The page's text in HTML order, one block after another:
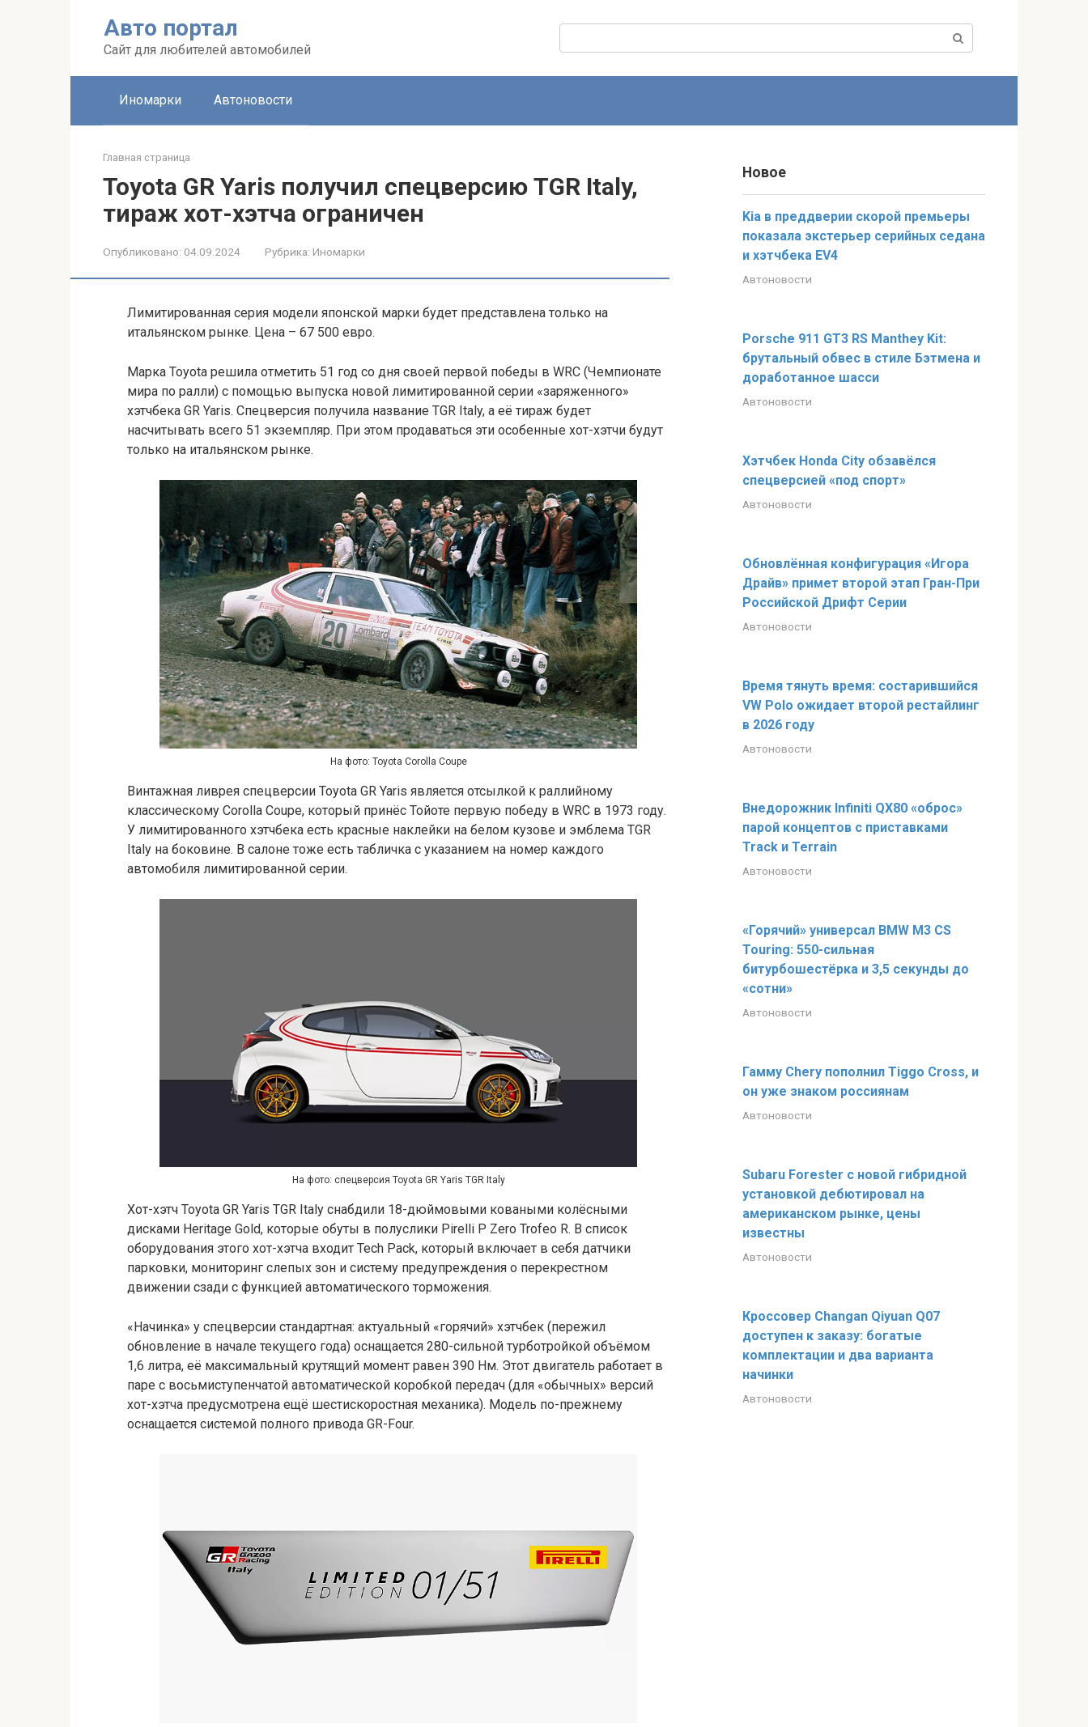
Авто портал
Сайт для любителей автомобилей
Иномарки Автоновости
Главная страница
Toyota GR Yaris получил спецверсию TGR Italy,
тираж хот-хэтча ограничен
Опубликовано: 04.09.2024 Рубрика: Иномарки
Лимитированная серия модели японской марки будет представлена только на
итальянском рынке. Цена – 67 500 евро.
Марка Toyota решила отметить 51 год со дня своей первой победы в WRC (Чемпионате
мира по ралли) с помощью выпуска новой лимитированной серии «заряженного»
хэтчбека GR Yaris. Спецверсия получила название TGR Italy, а её тираж будет
насчитывать всего 51 экземпляр. При этом продаваться эти особенные хот-хэтчи будут
только на итальянском рынке.
На фото: Toyota Corolla Coupe
Винтажная ливрея спецверсии Toyota GR Yaris является отсылкой к раллийному
классическому Corolla Coupe, который принёс Тойоте первую победу в WRC в 1973 году.
У лимитированного хэтчбека есть красные наклейки на белом кузове и эмблема TGR
Italy на боковине. В салоне тоже есть табличка с указанием на номер каждого
автомобиля лимитированной серии.
На фото: спецверсия Toyota GR Yaris TGR Italy
Хот-хэтч Toyota GR Yaris TGR Italy снабдили 18-дюймовыми коваными колёсными
дисками Heritage Gold, которые обуты в полуслики Pirelli P Zero Trofeo R. В список
оборудования этого хот-хэтча входит Tech Pack, который включает в себя датчики
парковки, мониторинг слепых зон и систему предупреждения о перекрестном
движении сзади с функцией автоматического торможения.
«Начинка» у спецверсии стандартная: актуальный «горячий» хэтчбек (пережил
обновление в начале текущего года) оснащается 280-сильной турботройкой объёмом
1,6 литра, её максимальный крутящий момент равен 390 Нм. Этот двигатель работает в
паре с восьмиступенчатой автоматической коробкой передач (для «обычных» версий
хот-хэтча предусмотрена ещё шестискоростная механика). Модель по-прежнему
оснащается системой полного привода GR-Four.
Новое
Kia в преддверии скорой премьеры
показала экстерьер серийных седана
и хэтчбека EV4
Автоновости
Porsche 911 GT3 RS Manthey Kit:
брутальный обвес в стиле Бэтмена и
доработанное шасси
Автоновости
Хэтчбек Honda City обзавёлся
спецверсией «под спорт»
Автоновости
Обновлённая конфигурация «Игора
Драйв» примет второй этап Гран-При
Российской Дрифт Серии
Автоновости
Время тянуть время: состарившийся
VW Polo ожидает второй рестайлинг
в 2026 году
Автоновости
Внедорожник Infiniti QX80 «оброс»
парой концептов с приставками
Track и Terrain
Автоновости
«Горячий» универсал BMW M3 CS
Touring: 550-сильная
битурбошестёрка и 3,5 секунды до
«сотни»
Автоновости
Гамму Chery пополнил Tiggo Cross, и
он уже знаком россиянам
Автоновости
Subaru Forester с новой гибридной
установкой дебютировал на
американском рынке, цены
известны
Автоновости
Кроссовер Changan Qiyuan Q07
доступен к заказу: богатые
комплектации и два варианта
начинки
Автоновости